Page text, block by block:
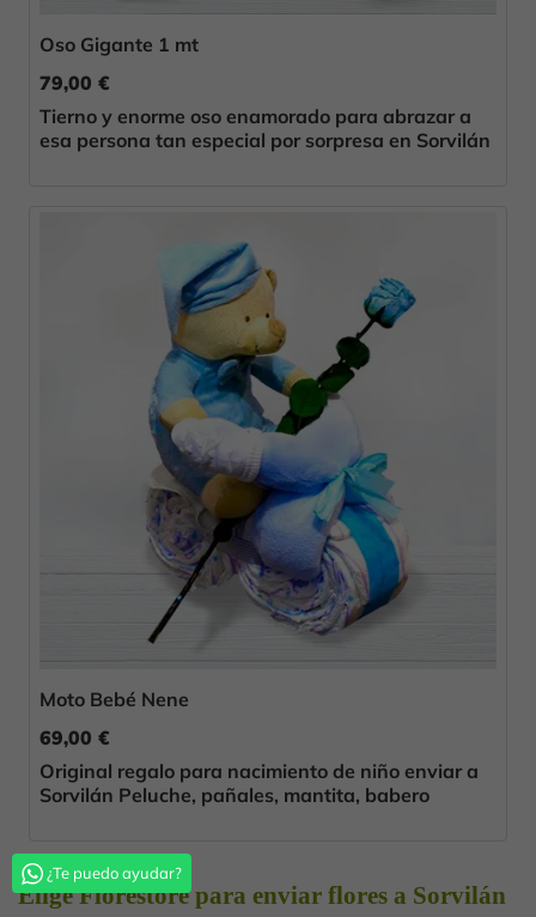
Oso Gigante 1 mt
79,00 €
Tierno y enorme oso enamorado para abrazar a
esa persona tan especial por sorpresa en Sorvilán
Moto Bebé Nene
69,00 €
Original regalo para nacimiento de niño enviar a
Sorvilán Peluche, pañales, mantita, babero
Elige Florestore para enviar flores a Sorvilán
¿Te puedo ayudar?